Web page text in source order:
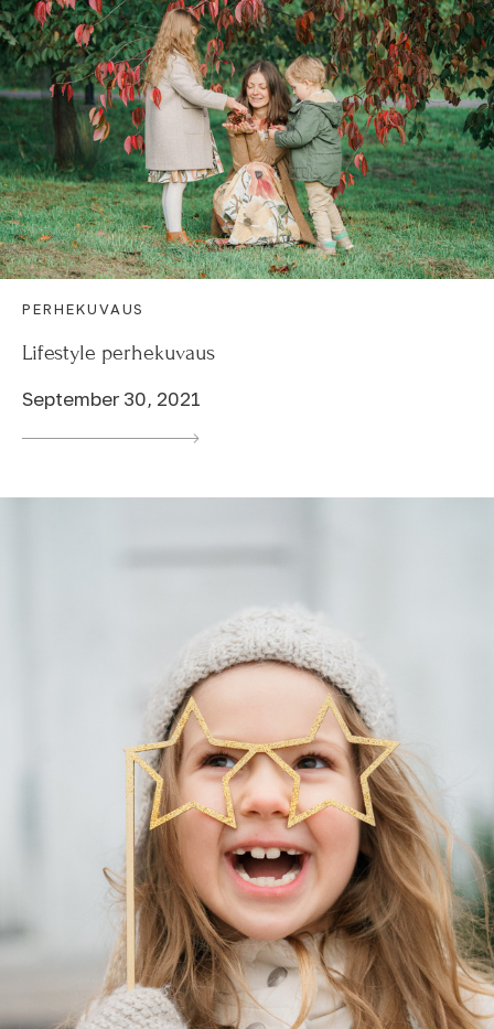
PERHEKUVAUS
Lifestyle perhekuvaus
September 30, 2021